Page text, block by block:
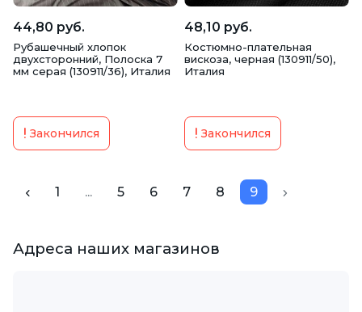
44,80 руб.
Рубашечный хлопок
двухсторонний, Полоска 7
мм серая (130911/36), Италия
Закончился
48,10 руб.
Костюмно-плательная
вискоза, черная (130911/50),
Италия
Закончился
1 ... 5 6 7 8 9
Адреса наших магазинов